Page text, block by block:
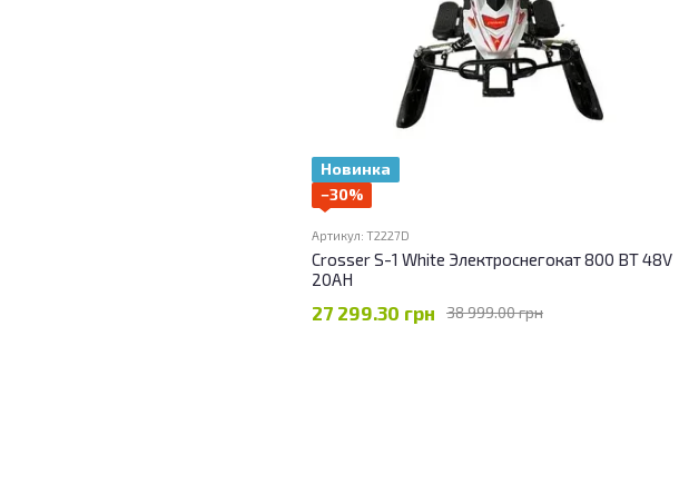
Новинка
−30%
Артикул: T2227D
Crosser S-1 White Электроснегокат 800 ВТ 48V
20AH
38 999.00 грн
27 299.30 грн